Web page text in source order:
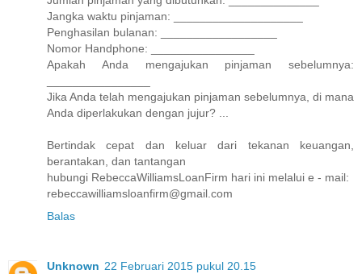
Jangka waktu pinjaman: ____________________
Penghasilan bulanan: __________________
Nomor Handphone: ________________
Apakah Anda mengajukan pinjaman sebelumnya:
Jika Anda telah mengajukan pinjaman sebelumnya, di mana
Anda diperlakukan dengan jujur? ...
Bertindak cepat dan keluar dari tekanan keuangan,
berantakan, dan tantangan
hubungi RebeccaWilliamsLoanFirm hari ini melalui e - mail:
rebeccawilliamsloanfirm@gmail.com
Balas
Unknown 22 Februari 2015 pukul 20.15